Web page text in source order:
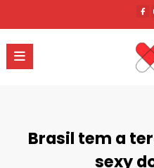
o
conteúdo
Brasil tem a
sexy